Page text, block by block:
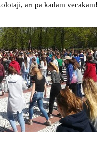
arī pa kādam